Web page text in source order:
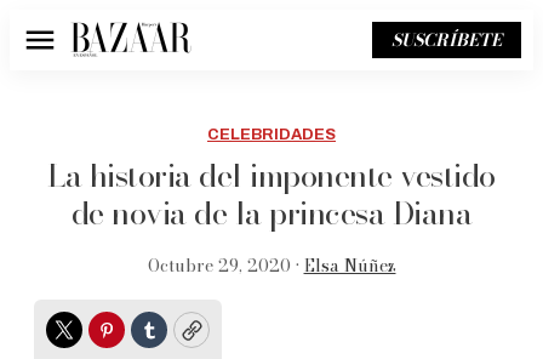
Menú SUSCRÍBETE
CELEBRIDADES
La historia del imponente vestido
de novia de la princesa Diana
Octubre 29, 2020 • Elsa Núñez
TwitterPinterest
TumblrCopy